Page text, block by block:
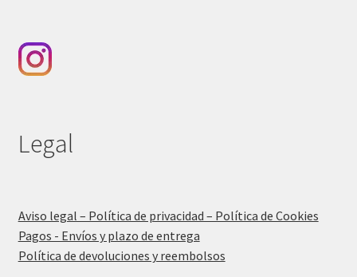
Legal
Aviso legal – Política de privacidad – Política de Cookies
Pagos - Envíos y plazo de entrega
Política de devoluciones y reembolsos